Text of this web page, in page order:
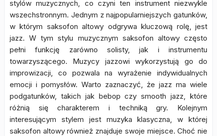
stylów muzycznych, co czyni ten instrument niezwykle
wszechstronnym. Jednym z najpopularniejszych gatunków,
w którym saksofon altowy odgrywa kluczową rolę, jest
jazz. W tym stylu muzycznym saksofon altowy często
pełni funkcję zarówno solisty, jak i instrumentu
towarzyszącego. Muzycy jazzowi wykorzystują go do
improwizacji, co pozwala na wyrażenie indywidualnych
emocji i pomysłów. Warto zaznaczyć, że jazz ma wiele
podgatunków, takich jak bebop czy smooth jazz, które
różnią się charakterem i techniką gry. Kolejnym
interesującym stylem jest muzyka klasyczna, w której
saksofon altowy również znajduje swoje miejsce. Choć nie